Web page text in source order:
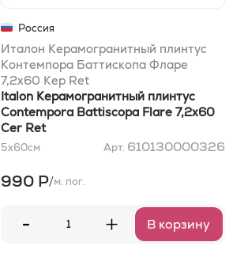
Россия
Италон Керамогранитный плинтус
Контемпора Баттископа Фларе
7,2x60 Кер Ret
Italon Керамогранитный плинтус
Contempora Battiscopa Flare 7,2x60
Cer Ret
5x60см Арт. 610130000326
990 Р/м. пог.
- + В корзину